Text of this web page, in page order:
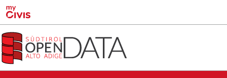
Skip to main content